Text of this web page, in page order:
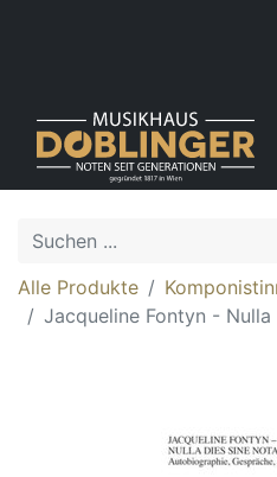
Alle Produkte
Jacqueline Fontyn - Nulla